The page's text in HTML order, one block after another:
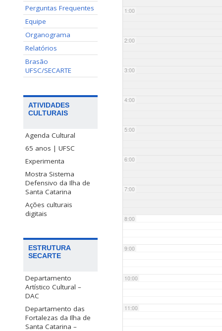
Perguntas Frequentes
Equipe
Organograma
Relatórios
Brasão
UFSC/SECARTE
ATIVIDADES
CULTURAIS
Agenda Cultural
65 anos | UFSC
Experimenta
Mostra Sistema
Defensivo da Ilha de
Santa Catarina
Ações culturais
digitais
ESTRUTURA
SECARTE
Departamento
Artístico Cultural –
DAC
Departamento das
Fortalezas da Ilha de
Santa Catarina –
1:00
2:00
3:00
4:00
5:00
6:00
7:00
8:00
9:00
10:00
11:00